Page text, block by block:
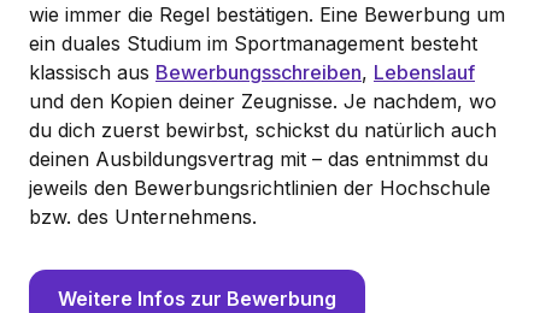
wie immer die Regel bestätigen. Eine Bewerbung um
ein duales Studium im Sportmanagement besteht
klassisch aus Bewerbungsschreiben, Lebenslauf
und den Kopien deiner Zeugnisse. Je nachdem, wo
du dich zuerst bewirbst, schickst du natürlich auch
deinen Ausbildungsvertrag mit – das entnimmst du
jeweils den Bewerbungsrichtlinien der Hochschule
bzw. des Unternehmens.
Weitere Infos zur Bewerbung